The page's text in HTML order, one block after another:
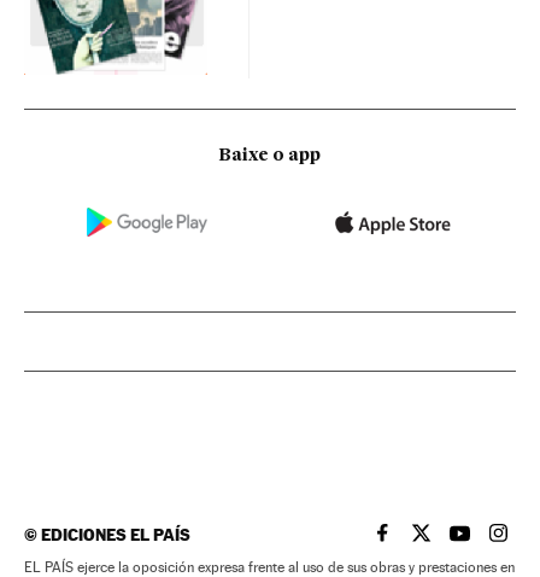
Baixe o app
©EDICIONES EL PAÍS EL PAÍS BRASIL EN
EL PAÍSEL PAÍS
EL
EL PAÍS ejerce la oposición expresa frente al uso de sus obras y prestaciones en